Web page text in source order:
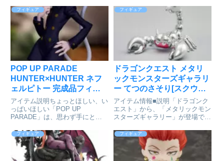
「バスタードソード」「鉄の円
盾」「暗月の大剣」「ツインブレ
ード」「松明」「緋雫の聖杯瓶」
ほか盾は専用の固定パー...
18cmの飾りやすいサイズ、スピ
ーディにお届けなど、フィギュア
ファンにやさしいカタチを追求し
たフィギュアシリーズで...
フィギュア
POP UP PARADE
HUNTER×HUNTER ネフ
ェルピトー 完成品フィギ
ュア[グッドスマイルカン
パニー]が予約受付開始
アイテム説明ちょっとほしい、い
っぱいほしい「POP UP
PARADE」は、思わず手にとっ
18cmの飾りやすいサイズ、スピ
ーディにお届けなど、フィギュア
ファンにやさしいカタチを追求し
たフィギュアシリーズです。専...
フィギュア
ドラゴンクエスト メタリ
ックモンスターズギャラリ
ー てつのさそり[スクウェ
ア・エニックス]が予約受
付中
アイテム情報■説明「ドラゴンク
エスト」から、「メタリックモン
スターズギャラリー」が登場で
クモンスターズギャラリー てつ
のさそり(C) SQUARE ENIX CO.,
LTD. All Rights Reser...
フィギュア フィギュア